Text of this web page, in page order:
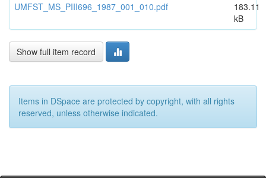
UMFST_MS_PIII696_1987_001_010.pdf
183.11
kB
Show full item record
Items in DSpace are protected by copyright, with all rights
reserved, unless otherwise indicated.